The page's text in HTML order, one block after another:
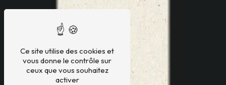
Ce site utilise des cookies et
vous donne le contrôle sur
ceux que vous souhaitez
activer